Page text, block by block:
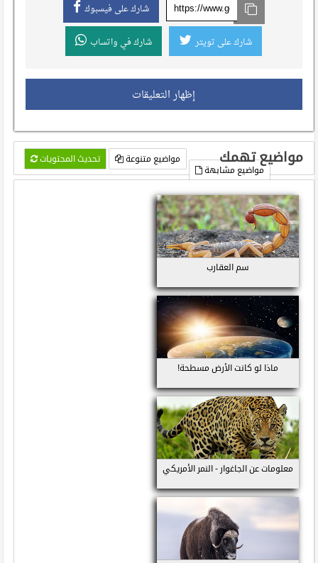
شارك على فيسبوك
شارك على تويتر شارك في واتساب
إظهار التعليقات
مواضيع تهمك تحديث المحتويات
مواضيع متنوعة
مواضيع مشابهة
سم العقارب
ماذا لو كانت الأرض مسطحة!
معلومات عن الجاغوار - النمر الأمريكي